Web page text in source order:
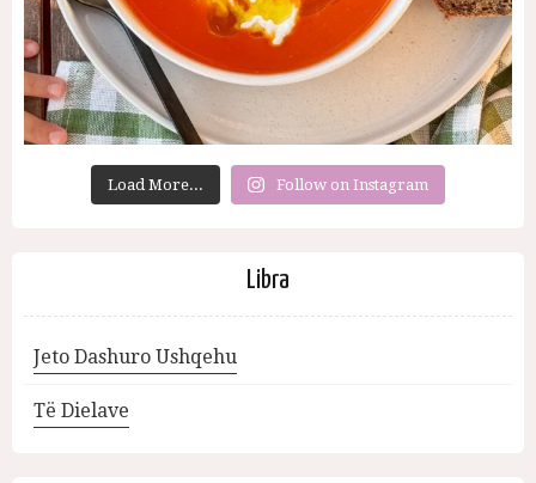
Load More... Follow on Instagram
Libra
Jeto Dashuro Ushqehu
Të Dielave